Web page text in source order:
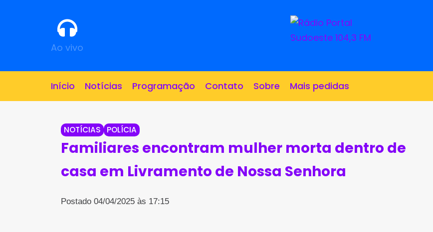
Ao vivo
Início Notícias Programação Contato Sobre Mais pedidas
NOTÍCIAS POLÍCIA
Familiares encontram mulher morta dentro de
casa em Livramento de Nossa Senhora
Postado 04/04/2025 às 17:15